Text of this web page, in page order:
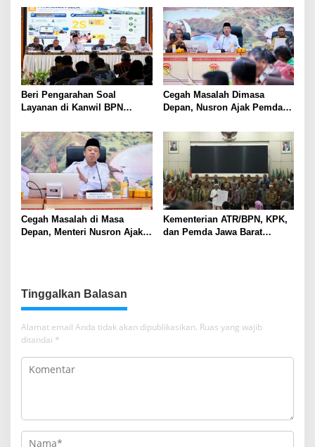
Karakter dan Kepemimpinan
Siswa
Warga Sekitar Tambang
Beri Pengarahan Soal
Layanan di Kanwil BPN
Nusron: Gunakan Sudut
Pandang Masyarakat
Cegah Masalah Dimasa
Depan, Nusron Ajak Pemda
Rumah Ibadah di NTT
Cegah Masalah di Masa
Depan, Menteri Nusron Ajak
Kementerian ATR/BPN, KPK,
dan Pemda Jawa Barat
Tinggalkan Balasan
Alamat email Anda tidak akan dipublikasikan. Ruas yang wajib
ditandai *